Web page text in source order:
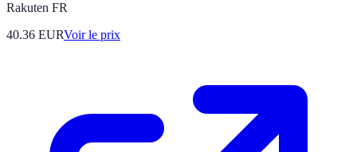
Rakuten FR
40.36 EURVoir le prix